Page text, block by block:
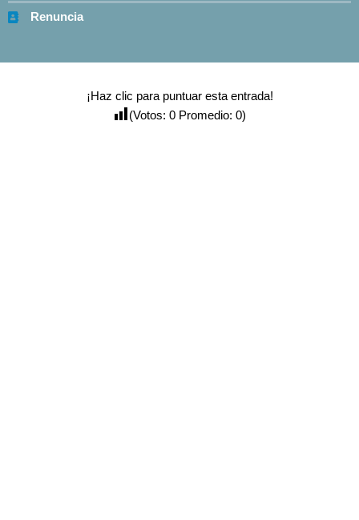
Renuncia
¡Haz clic para puntuar esta entrada!
(Votos: 0 Promedio: 0)